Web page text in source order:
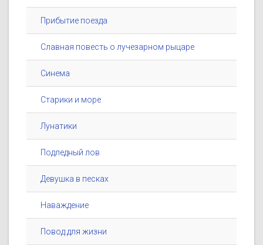
Прибытие поезда
Славная повесть о лучезарном рыцаре
Синема
Старики и море
Лунатики
Подледный лов
Девушка в песках
Наваждение
Повод для жизни